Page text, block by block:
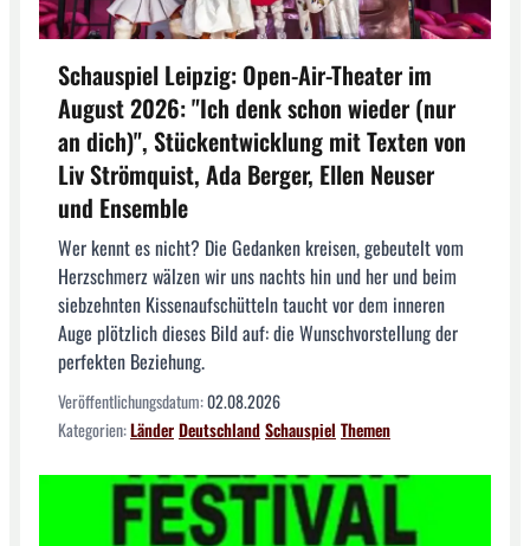
Schauspiel Leipzig: Open-Air-Theater im
August 2026: "Ich denk schon wieder (nur
an dich)", Stückentwicklung mit Texten von
Liv Strömquist, Ada Berger, Ellen Neuser
und Ensemble
Wer kennt es nicht? Die Gedanken kreisen, gebeutelt vom
Herzschmerz wälzen wir uns nachts hin und her und beim
siebzehnten Kissenaufschütteln taucht vor dem inneren
Auge plötzlich dieses Bild auf: die Wunschvorstellung der
perfekten Beziehung.
Veröffentlichungsdatum:02.08.2026
Kategorien:LänderDeutschlandSchauspiel Themen